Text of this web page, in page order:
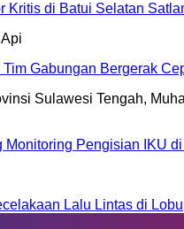
di Batui Selatan
Gabungan Bergerak
Pengisian IKU
Lalu Lintas di Lobu